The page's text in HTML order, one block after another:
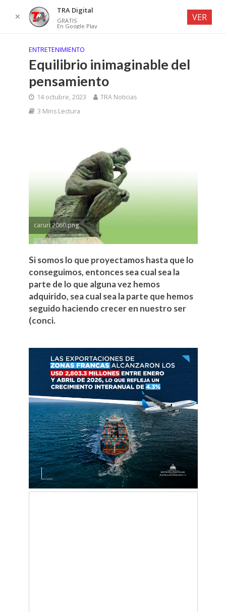
ENTRETENIMIENTO
Equilibrio inimaginable del
pensamiento
14 octubre, 2023
TRA Noticias
3 Mins Lectura
caruri 2060.png
Si somos lo que proyectamos hasta que lo
conseguimos, entonces sea cual sea la
parte de lo que alguna vez hemos
adquirido, sea cual sea la parte que hemos
seguido haciendo crecer en nuestro ser
(conci.
✕
TRA Digital
GRATIS
En Google Play
VER